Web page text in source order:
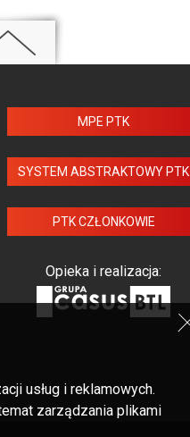
MPE PTK
SYSTEM ABSTRAKTOWY PTK
PTK CZŁONKOWIE
Opieka i realizacja:
usług i reklamowych.
zarządzania plikami